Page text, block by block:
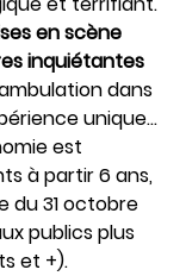
en scène
inquiétantes
dans
unique…
est
à partir 6 ans,
du 31 octobre
publics plus
et +).